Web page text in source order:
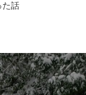
た話